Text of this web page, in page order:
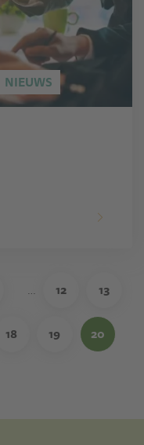
NIEUWS
… 12 13
18 19 20(current)